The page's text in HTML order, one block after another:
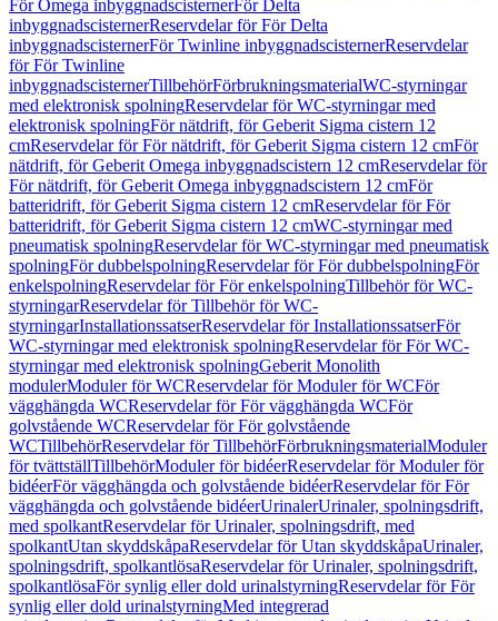
För Omega inbyggnadscisternerFör Delta
inbyggnadscisternerReservdelar för För Delta
inbyggnadscisternerFör Twinline inbyggnadscisternerReservdelar
för För Twinline
inbyggnadscisternerTillbehörFörbrukningsmaterialWC-styrningar
med elektronisk spolningReservdelar för WC-styrningar med
elektronisk spolningFör nätdrift, för Geberit Sigma cistern 12
cmReservdelar för För nätdrift, för Geberit Sigma cistern 12 cmFör
nätdrift, för Geberit Omega inbyggnadscistern 12 cmReservdelar för
För nätdrift, för Geberit Omega inbyggnadscistern 12 cmFör
batteridrift, för Geberit Sigma cistern 12 cmReservdelar för För
batteridrift, för Geberit Sigma cistern 12 cmWC-styrningar med
pneumatisk spolningReservdelar för WC-styrningar med pneumatisk
spolningFör dubbelspolningReservdelar för För dubbelspolningFör
enkelspolningReservdelar för För enkelspolningTillbehör för WC-
styrningarReservdelar för Tillbehör för WC-
styrningarInstallationssatserReservdelar för InstallationssatserFör
WC-styrningar med elektronisk spolningReservdelar för För WC-
styrningar med elektronisk spolningGeberit Monolith
modulerModuler för WCReservdelar för Moduler för WCFör
vägghängda WCReservdelar för För vägghängda WCFör
golvstående WCReservdelar för För golvstående
WCTillbehörReservdelar för TillbehörFörbrukningsmaterialModuler
för tvättställTillbehörModuler för bidéerReservdelar för Moduler för
bidéerFör vägghängda och golvstående bidéerReservdelar för För
vägghängda och golvstående bidéerUrinalerUrinaler, spolningsdrift,
med spolkantReservdelar för Urinaler, spolningsdrift, med
spolkantUtan skyddskåpaReservdelar för Utan skyddskåpaUrinaler,
spolningsdrift, spolkantlösaReservdelar för Urinaler, spolningsdrift,
spolkantlösaFör synlig eller dold urinalstyrningReservdelar för För
synlig eller dold urinalstyrningMed integrerad